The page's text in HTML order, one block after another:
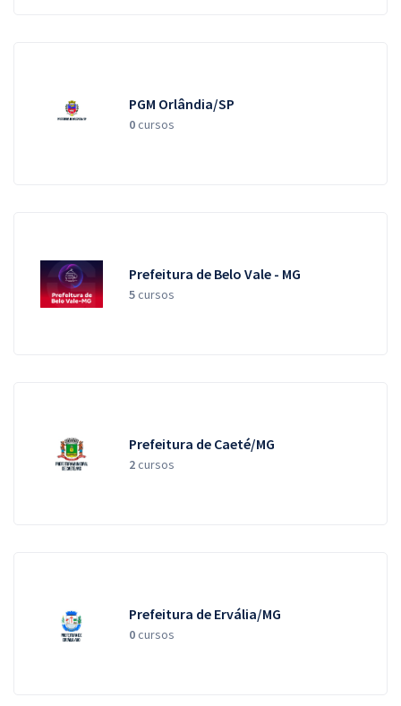
PGM Orlândia/SP
0cursos
Prefeitura de Belo Vale - MG
5cursos
Prefeitura de Caeté/MG
2cursos
Prefeitura de Ervália/MG
0cursos